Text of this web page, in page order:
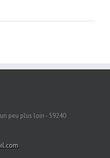
peu plus loin - 59240